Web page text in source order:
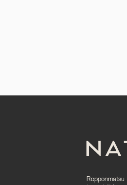
Ropponmatsu